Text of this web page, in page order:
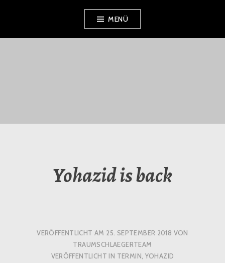
MENÜ
KOLLEKTIV E.V.
Yohazid is back
VERÖFFENTLICHT AM 25. SEPTEMBER 2018 VON
TRAUMSCHLAEGERTEAM
VERÖFFENTLICHT IN TERMIN, YOHAZID